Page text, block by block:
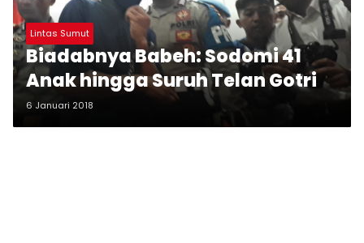
Lintas Sumut
Biadabnya Babeh: Sodomi 41
Anak hingga Suruh Telan Gotri
6 Januari 2018